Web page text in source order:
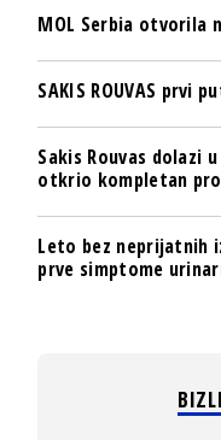
MOL Serbia otvorila
SAKIS ROUVAS prvi
Sakis Rouvas dolazi
otkrio kompletan
Leto bez neprijatnih
prve simptome